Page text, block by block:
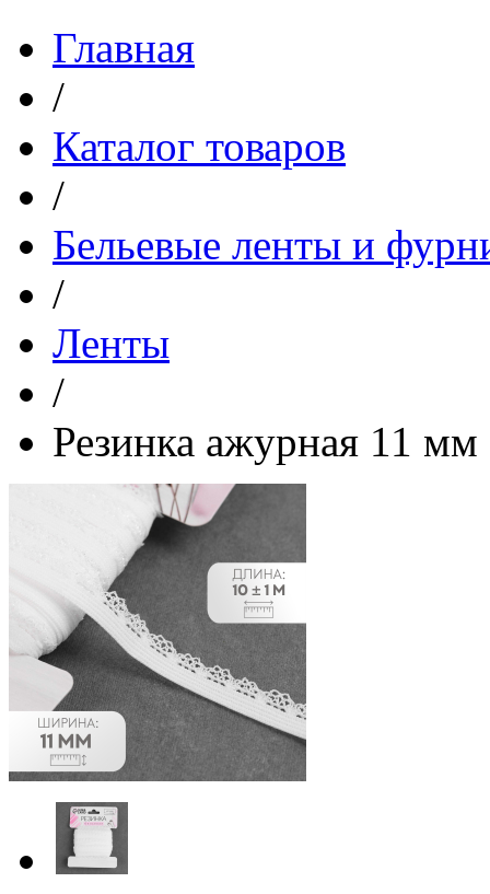
Главная
/
Каталог товаров
/
Бельевые ленты и
/
Ленты
/
Резинка ажурная 11